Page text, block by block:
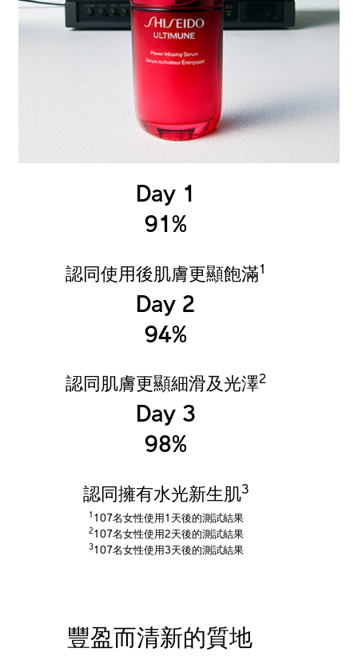
Day 1
91%
認同使用後肌膚更顯飽滿1
Day 2
94%
認同肌膚更顯細滑及光澤2
Day 3
98%
認同擁有水光新生肌3
1 107名女性使用1天後的測試結果
2107名女性使用2天後的測試結果
3107名女性使用3天後的測試結果
豐盈而清新的質地